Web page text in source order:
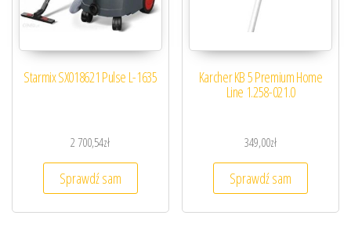
Starmix SX018621 Pulse L-1635
2 700,54zł
Sprawdź sam
Karcher KB 5 Premium Home
Line 1.258-021.0
349,00zł
Sprawdź sam